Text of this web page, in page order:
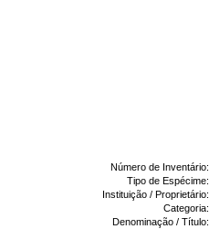
Número de Inventário:
Tipo de Espécime:
Instituição / Proprietário:
Categoria:
Denominação / Título: